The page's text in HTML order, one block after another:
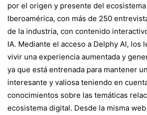
por el origen y presente del
Iberoamérica, con más de 250
de la industria, con contenido
IA. Mediante el acceso a Delphy AI, los
vivir una experiencia aumentada y
ya que está entrenada para mantener
interesante y valiosa teniendo en
conocimientos sobre las temáticas
ecosistema digital. Desde la misma web